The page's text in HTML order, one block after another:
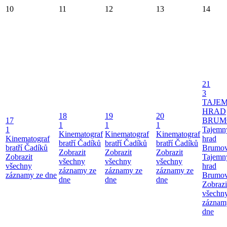
10 11 12 13 14
17
1
Kinematograf
bratří Čadíků
Zobrazit
všechny
záznamy ze dne
18
1
Kinematograf
bratří Čadíků
Zobrazit
všechny
záznamy ze
dne
19
1
Kinematograf
bratří Čadíků
Zobrazit
všechny
záznamy ze
dne
20
1
Kinematograf
bratří Čadíků
Zobrazit
všechny
záznamy ze
dne
21
3
HRAD
hrad
hrad
dne